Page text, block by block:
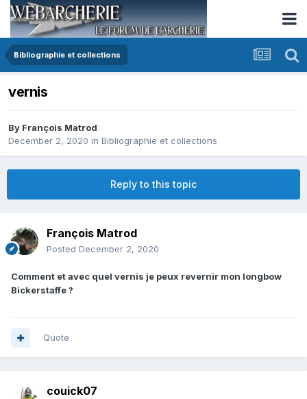
Bibliographie et collections
vernis
By François Matrod
December 2, 2020 in Bibliographie et collections
Reply to this topic
François Matrod
Posted December 2, 2020
Comment et avec quel vernis je peux revernir mon longbow
Bickerstaffe ?
Quote
couick07